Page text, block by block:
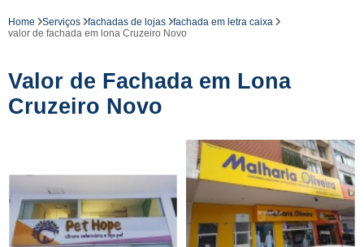
Home Serviços fachadas de lojas
fachada em letra caixa
valor de fachada em lona Cruzeiro Novo
Valor de Fachada em Lona
Cruzeiro Novo